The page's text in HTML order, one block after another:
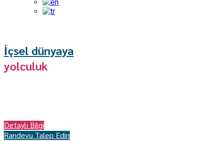
İçsel dünyaya
yolculuk
Detaylı Bilgi
Randevu Talep Edin